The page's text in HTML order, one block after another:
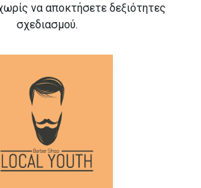
να αποκτήσετε δεξιότητες
σχεδιασμού.